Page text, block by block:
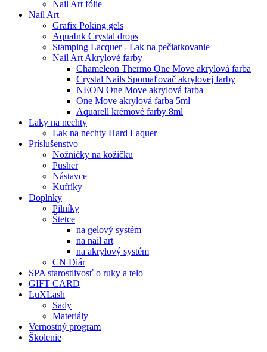
Nail Art fólie
Nail Art
Grafix Poking gels
AquaInk Crystal drops
Stamping Lacquer - Lak na pečiatkovanie
Nail Art Akrylové farby
Chameleon Thermo One Move akrylová farba
Crystal Nails Spomaľovač akrylovej farby
NEON One Move akrylová farba
One Move akrylová farba 5ml
Aquarell krémové farby 8ml
Laky na nechty
Lak na nechty Hard Laquer
Príslušenstvo
Nožničky na kožičku
Pusher
Nástavce
Kufríky
Doplnky
Pilníky
Štetce
na gelový systém
na nail art
na akrylový systém
CN Diár
SPA starostlivosť o ruky a telo
GIFT CARD
LuXLash
Sady
Materiály
Vernostný program
Školenie